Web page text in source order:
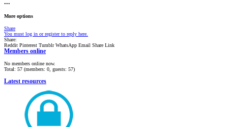
•••
More options
Share
You must log in or register to reply here.
Share:
Reddit Pinterest Tumblr WhatsApp Email Share Link
Members online
No members online now.
Total: 57 (members: 0, guests: 57)
Latest resources